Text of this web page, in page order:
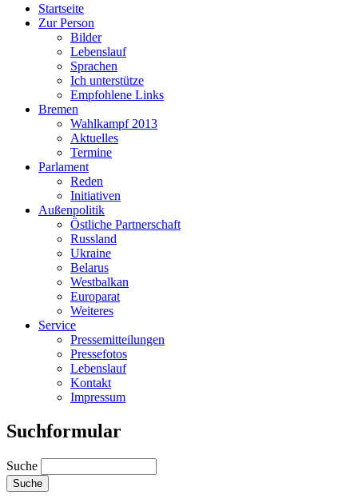
Startseite
Zur Person
Bilder
Lebenslauf
Sprachen
Ich unterstütze
Empfohlene Links
Bremen
Wahlkampf 2013
Aktuelles
Termine
Parlament
Reden
Initiativen
Außenpolitik
Östliche Partnerschaft
Russland
Ukraine
Belarus
Westbalkan
Europarat
Weiteres
Service
Pressemitteilungen
Pressefotos
Lebenslauf
Kontakt
Impressum
Suchformular
Suche